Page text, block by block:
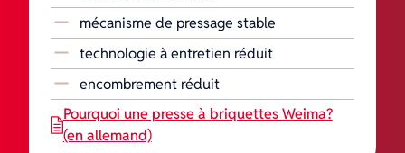
mécanisme de pressage stable
technologie à entretien réduit
encombrement réduit
Pourquoi une presse à briquettes Weima?
(en allemand)